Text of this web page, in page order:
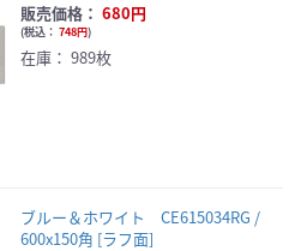
販売価格： 680円
(税込： 748円)
在庫： 989枚
ブルー＆ホワイト CE615034RG /
600x150角 [ラフ面]